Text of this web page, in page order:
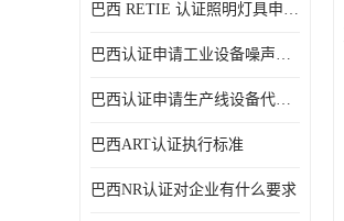
巴西 RETIE 认证照明灯具申请 RETIE 认证
巴西认证申请工业设备噪声控制认证规范
巴西认证申请生产线设备代理机构选择
巴西ART认证执行标准
巴西NR认证对企业有什么要求